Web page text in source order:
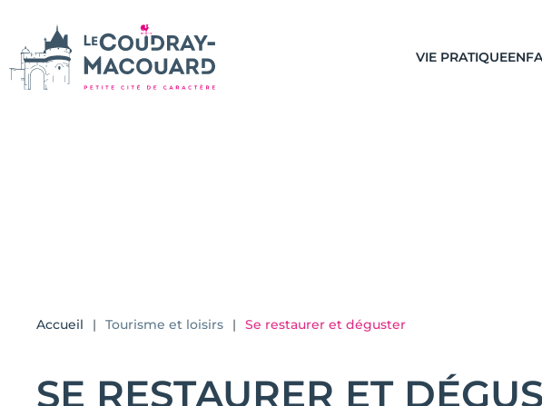
VIE PRATIQUE
Accueil Tourisme et loisirs Se restaurer et déguster
SE RESTAURER ET